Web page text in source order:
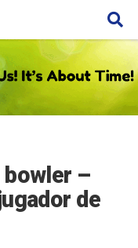
–
de